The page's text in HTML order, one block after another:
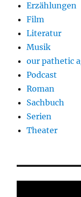
Erzählungen
Film
Literatur
Musik
our pathetic
Podcast
Roman
Sachbuch
Serien
Theater